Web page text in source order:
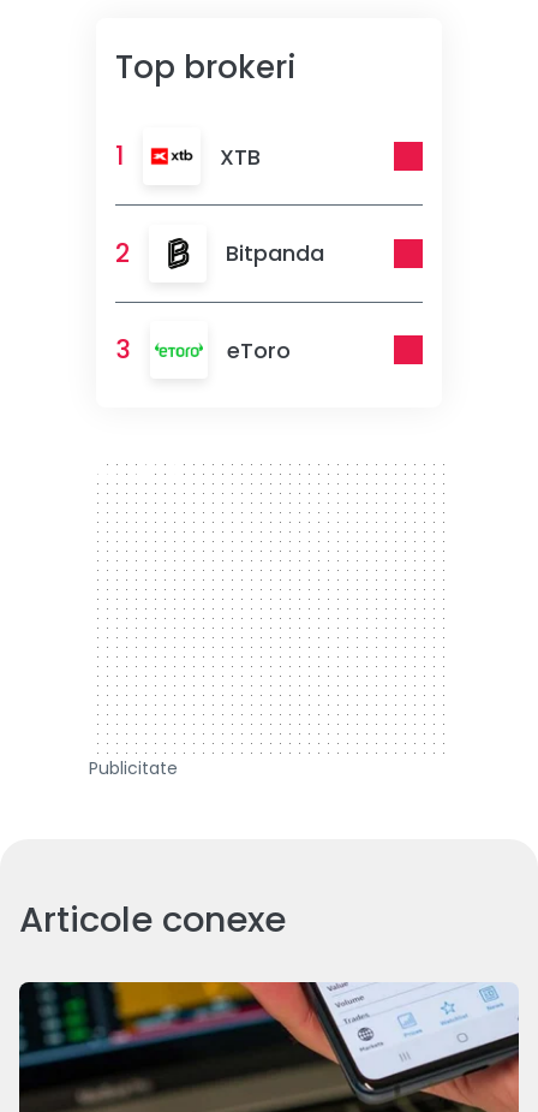
Top brokeri
1 XTB
2 Bitpanda
3 eToro
300 x 250
Publicitate
Articole conexe